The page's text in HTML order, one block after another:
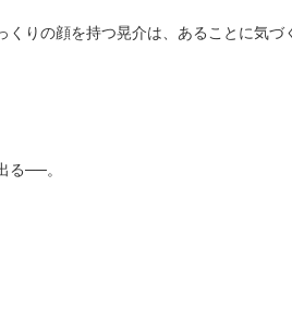
りの顔を持つ晃介は、あることに気づ
る──。